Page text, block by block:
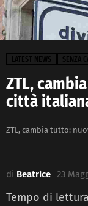
LATEST NEWS SENZA
ZTL,
città
ZTL, cambia tutto:
di Beatrice 23
Tempo di